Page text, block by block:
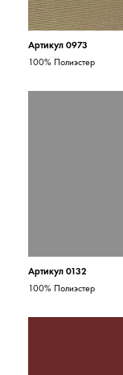
Артикул 0973
100% Полиэстер
Артикул 0132
100% Полиэстер